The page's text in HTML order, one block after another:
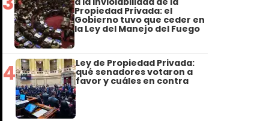
Propiedad Privada: el
Gobierno tuvo que ceder en
la Ley del Manejo del Fuego
4 Ley de Propiedad Privada:
qué senadores votaron a
favor y cuáles en contra